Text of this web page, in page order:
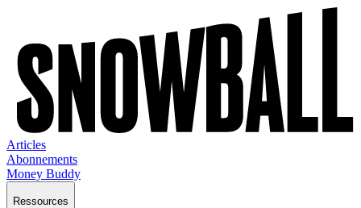
Articles
Abonnements
Money Buddy
Ressources